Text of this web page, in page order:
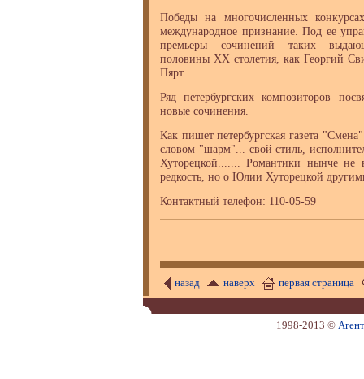
Победы на многочисленных
международное признание. Под ее
премьеры сочинений таких
половины ХХ столетия, как Георгий
Пярт.
Ряд петербургских композиторов
новые сочинения.
Как пишет петербургская газета
словом "шарм"... свой стиль,
Хуторецкой....... Романтики нынче
редкость, но о Юлии Хуторецкой
Контактный телефон: 110-05-59
назад наверх первая страница
1998-2013 ©